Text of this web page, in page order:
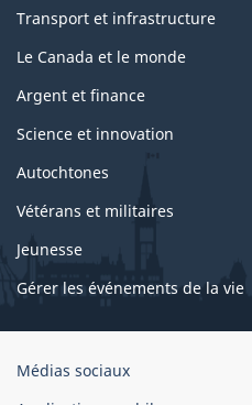
Transport et infrastructure
Le Canada et le monde
Argent et finance
Science et innovation
Autochtones
Vétérans et militaires
Jeunesse
Gérer les événements de la vie
Organisation
Médias sociaux